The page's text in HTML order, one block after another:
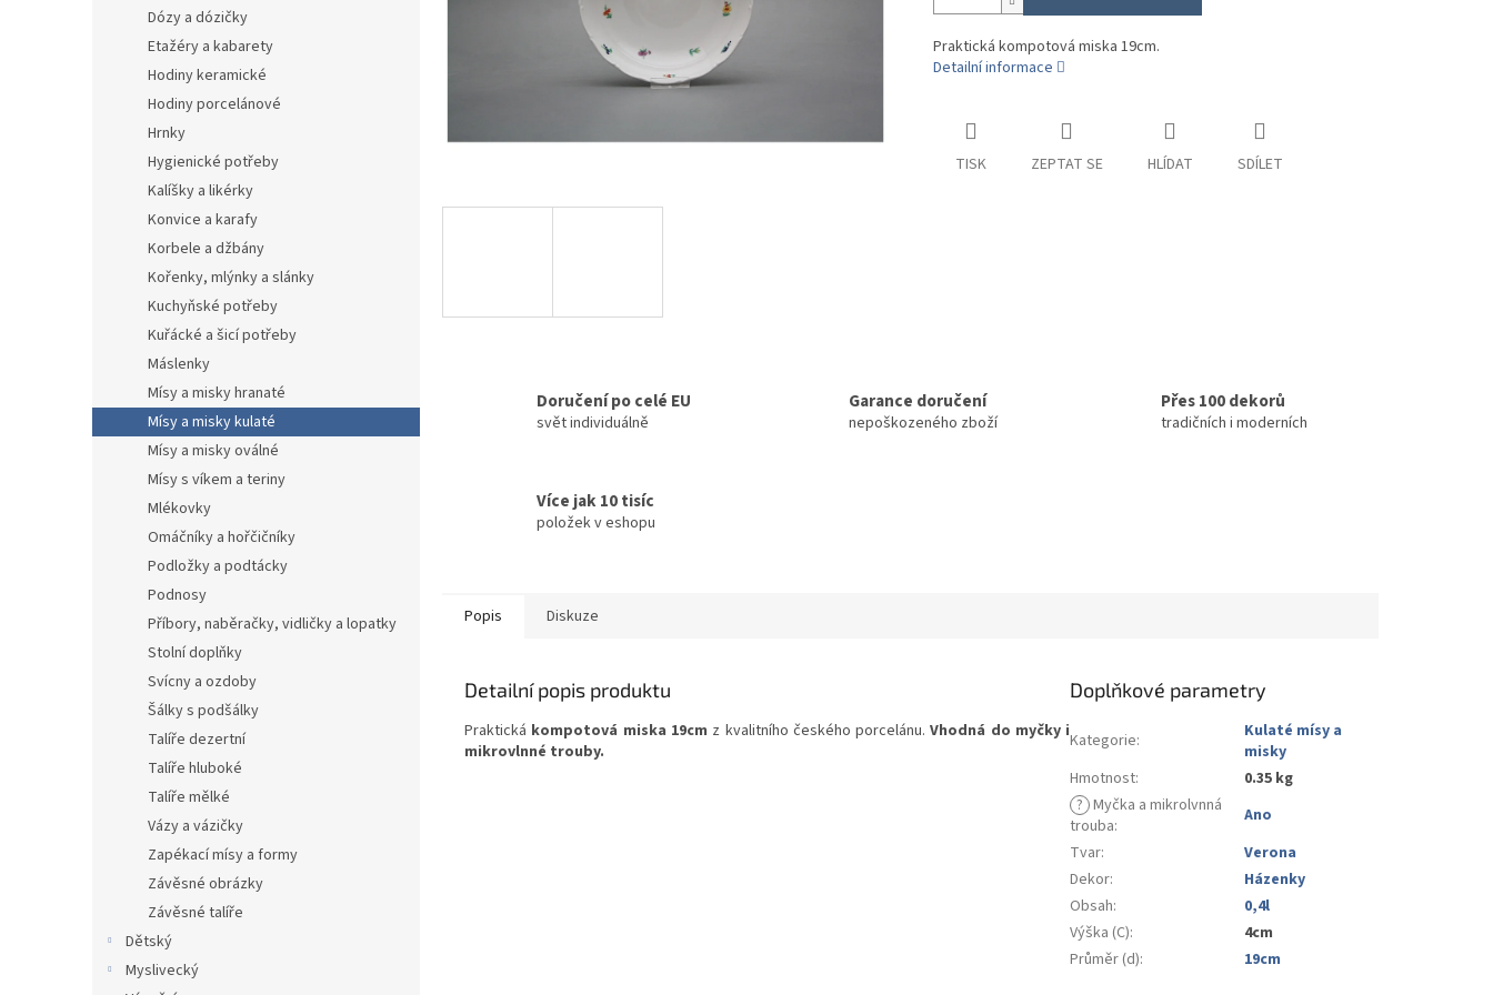
Dózy a dózičky
Etažéry a kabarety
Hodiny keramické
Hodiny porcelánové
Hrnky
Hygienické potřeby
Kalíšky a likérky
Konvice a karafy
Korbele a džbány
Kořenky, mlýnky a slánky
Kuchyňské potřeby
Kuřácké a šicí potřeby
Máslenky
Mísy a misky hranaté
Mísy a misky kulaté
Mísy a misky oválné
Mísy s víkem a teriny
Mlékovky
Omáčníky a hořčičníky
Podložky a podtácky
Podnosy
Příbory, naběračky, vidličky a lopatky
Stolní doplňky
Svícny a ozdoby
Šálky s podšálky
Talíře dezertní
Talíře hluboké
Talíře mělké
Vázy a vázičky
Zapékací mísy a formy
Závěsné obrázky
Závěsné talíře
Dětský
Myslivecký
Praktická kompotová miska 19cm.
Detailní informace
TISK ZEPTAT SE HLÍDAT SDÍLET
Doručení po celé EU
svět individuálně
Garance doručení
nepoškozeného zboží
Přes 100 dekorů
tradičních i moderních
Více jak 10 tisíc
položek v eshopu
Popis Diskuze
Detailní popis produktu
Praktická kompotová miska 19cm z kvalitního českého porcelánu.Vhodná do myčky i
mikrovlnné trouby.
Doplňkové parametry
Kategorie:
Kulaté mísy a
misky
Hmotnost:
0.35 kg
? Myčka a mikrolvnná
trouba:
Ano
Tvar:
Verona
Dekor:
Házenky
Obsah:
0,4l
Výška (C):
4cm
Průměr (d): 19cm